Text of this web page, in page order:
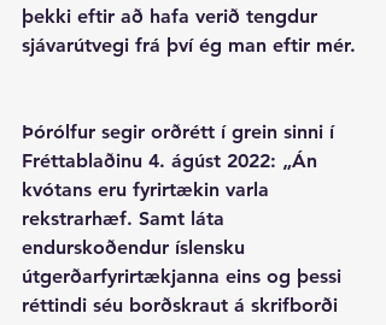
þekki eftir að hafa verið tengdur
sjávarútvegi frá því ég man eftir mér.
Þórólfur segir orðrétt í grein sinni í
Fréttablaðinu 4. ágúst 2022: „Án
kvótans eru fyrirtækin varla
rekstrarhæf. Samt láta
endurskoðendur íslensku
útgerðarfyrirtækjanna eins og þessi
réttindi séu borðskraut á skrifborði